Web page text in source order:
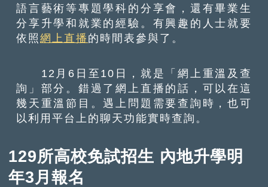
語言藝術等專題學科的分享會，還有畢業生
分享升學和就業的經驗。有興趣的人士就要
依照網上直播的時間表參與了。
12月6日至10日，就是「網上重溫及查
詢」部分。錯過了網上直播的話，可以在這
幾天重溫節目。遇上問題需要查詢時，也可
以利用平台上的聊天功能實時查詢。
129所高校免試招生 內地升學明
年3月報名